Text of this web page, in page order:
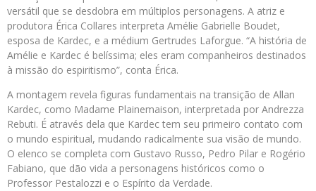
versátil que se desdobra em múltiplos personagens. A atriz e
produtora Érica Collares interpreta Amélie Gabrielle Boudet,
esposa de Kardec, e a médium Gertrudes Laforgue. “A história de
Amélie e Kardec é belíssima; eles eram companheiros destinados
à missão do espiritismo”, conta Érica.
A montagem revela figuras fundamentais na transição de Allan
Kardec, como Madame Plainemaison, interpretada por Andrezza
Rebuti. É através dela que Kardec tem seu primeiro contato com
o mundo espiritual, mudando radicalmente sua visão de mundo.
O elenco se completa com Gustavo Russo, Pedro Pilar e Rogério
Fabiano, que dão vida a personagens históricos como o
Professor Pestalozzi e o Espírito da Verdade.